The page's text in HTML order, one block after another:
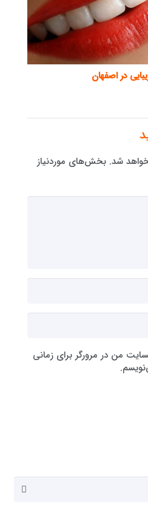
در اصفهان
شد. بخش‌های موردنیاز
من در مرورگر برای زمانی